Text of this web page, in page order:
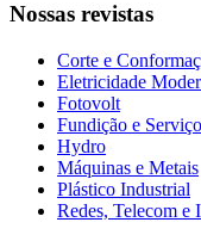
Nossas revistas
Corte e
Eletricidade
Fotovolt
Fundição e
Hydro
Máquinas e Metais
Plástico Industrial
Redes, Telecom e